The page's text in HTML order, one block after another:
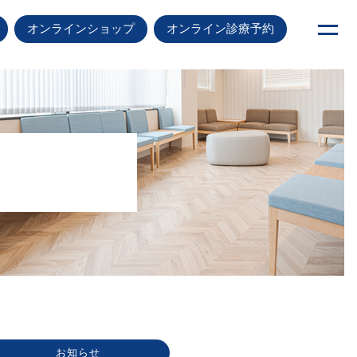
オンラインショップ オンライン診療予約
お知らせ